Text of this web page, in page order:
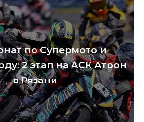
по Супермото и
2 этап на АСК Атрон
в Рязани